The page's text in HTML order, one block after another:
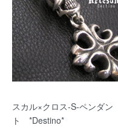
スカル×クロス-S-ペンダン
ト *Destino*